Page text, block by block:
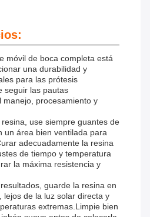
móvil de boca completa está
una durabilidad y
para las prótesis
seguir las pautas
manejo, procesamiento y
use siempre guantes de
un área bien ventilada para
adecuadamente la resina
de tiempo y temperatura
la máxima resistencia y
guarde la resina en
lejos de la luz solar directa y
extremas.Limpie bien